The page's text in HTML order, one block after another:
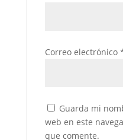
Correo electrónico
Guarda mi
web en este
que comente.